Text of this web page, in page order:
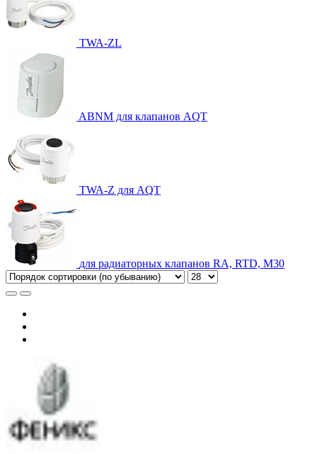
TWA-ZL
ABNM для клапанов AQT
TWA-Z для AQT
для радиаторных клапанов RA, RTD, М30